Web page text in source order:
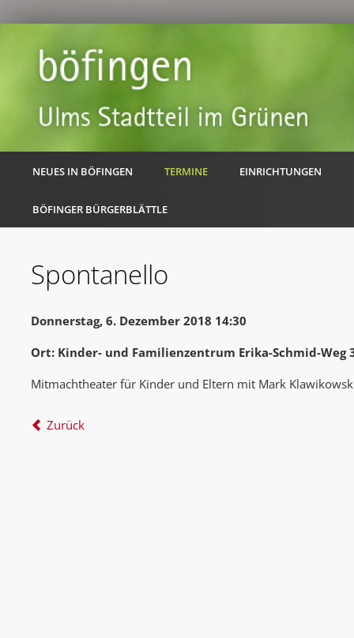
NEUES IN BÖFINGEN TERMINE EINRICHTUNGEN
BÖFINGER BÜRGERBLÄTTLE
Spontanello
Donnerstag, 6. Dezember 2018 14:30
Ort: Kinder- und Familienzentrum Erika-Schmid-Weg
Mitmachtheater für Kinder und Eltern mit Mark
Zurück